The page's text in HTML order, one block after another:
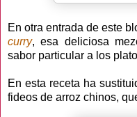
En otra entrada de este
curry, esa deliciosa
sabor particular a los
En esta receta ha
fideos de arroz chinos,